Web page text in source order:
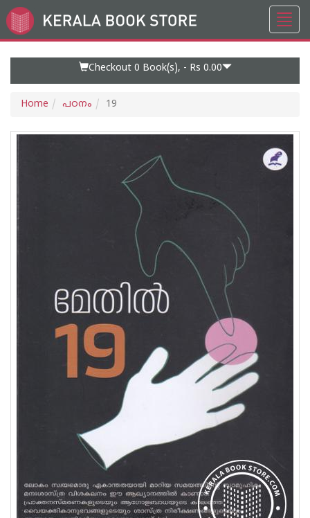
Go
to
Checkout 0 Book(s), - Rs 0.00
Home പഠനം 19